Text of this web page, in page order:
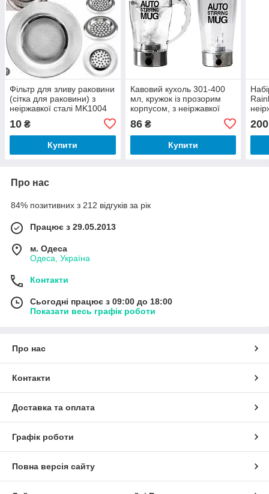
Фільтр для зливу раковини
(сітка для раковини) з
неіржавкої сталі MK1004
10 ₴
Купити
Кавовий кухоль 301-400
мл, кружок із прозорим
корпусом, з неіржавкої
86₴
Купити
200
Про нас
84% позитивних з 212 відгуків за рік
Працює з 29.05.2013
м. Одеса
Одеса, Україна
Контакти
Сьогодні працює з 09:00 до 18:00
Показати весь графік роботи
Про нас
Контакти
Доставка та оплата
Графік роботи
Повна версія сайту